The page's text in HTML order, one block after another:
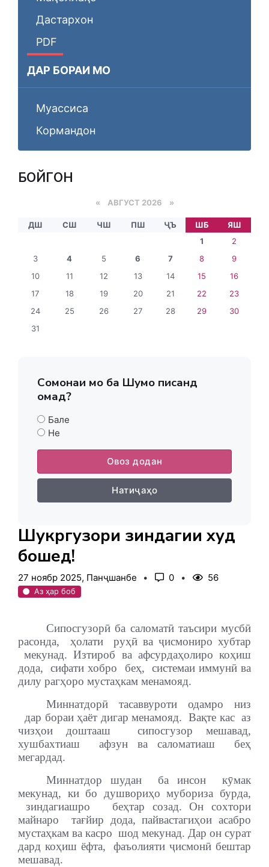
Дастархон
PDF
ДАР БОРАИ МО
Муассиса
Кормандон
БОЙГОНӢ
« АВГУСТ 2026 »
ДШ СШ ЧШ ПШ ҶЪ ШБ
ЯШ
1
2
3
4 5 6 7 8
9
10
11 12 13 14 15
16
17
18 19 20 21 22
23
24
25 26 27 28 29
30
31
Сомонаи мо ба Шумо писанд
омад?
Бале
Не
Овоз додан
Натиҷаҳо
Шукргузори зиндагии худ
бошед!
27 ноябр 2025, Панҷшанбе 0 56
Аз ҳар боб
Сипосгузорӣ ба саломатӣ таъсири мусбӣ
расонда,
ҳолати
руҳӣ ва ҷисмониро хубтар
мекунад. Изтироб ва афсурдаҳолиро коҳиш
дода,
сифати хобро беҳ,
системаи иммунӣ ва
дилу рагҳоро мустаҳкам менамояд.
Миннатдорӣ тасаввуроти одамро низ
дар бораи ҳаёт дигар менамояд. Вақте кас аз
чизҳои доштааш
сипосгузор мешавад,
хушбахтиаш
афзун ва саломатиаш
беҳ
мегардад.
Миннатдор шудан
ба инсон
кӯмак
мекунад, ки бо душвориҳо мубориза бурда,
зиндагиашро
беҳтар созад. Он сохтори
майнаро
тағйир дода, пайвастагиҳои асабро
мустаҳкам ва касро шод мекунад. Дар он сурат
дард коҳиш ёфта,
фаъолияти ҷисмонӣ бештар
мешавад.